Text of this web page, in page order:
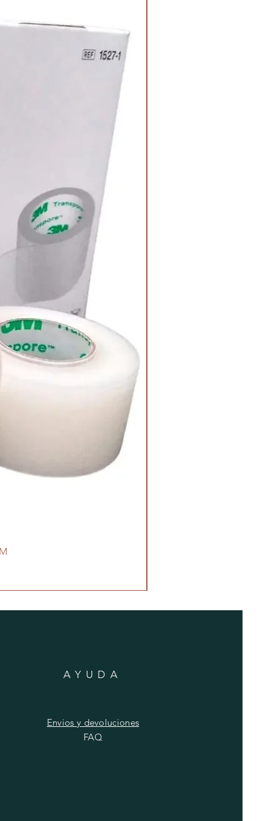
AYUDA
Envios y devoluciones
FAQ